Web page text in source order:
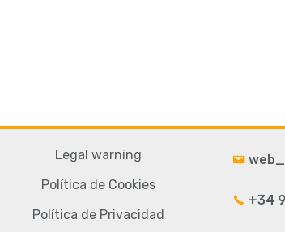
Legal warning
Política de Cookies
Política de Privacidad
+34